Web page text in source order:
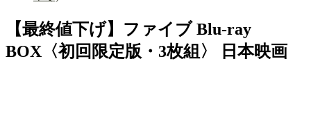
【最終値下げ】ファイブ Blu-ray
BOX〈初回限定版・3枚組〉 日本映画